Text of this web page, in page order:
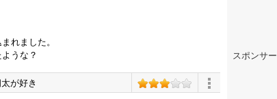
れました。
うな？
が好き
スポンサ